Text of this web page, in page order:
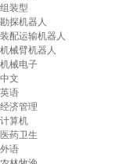
组装型
勘探机器人
装配运输机器人
机械臂机器人
机械电子
中文
英语
经济管理
计算机
医药卫生
外语